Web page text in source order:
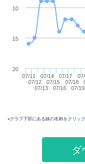
07/11
07/12
07/13
07/14
07/15
07/16
07/17
07/18
07/19
10
15
20
※グラフ下部にある線の名称をクリッ
ダ